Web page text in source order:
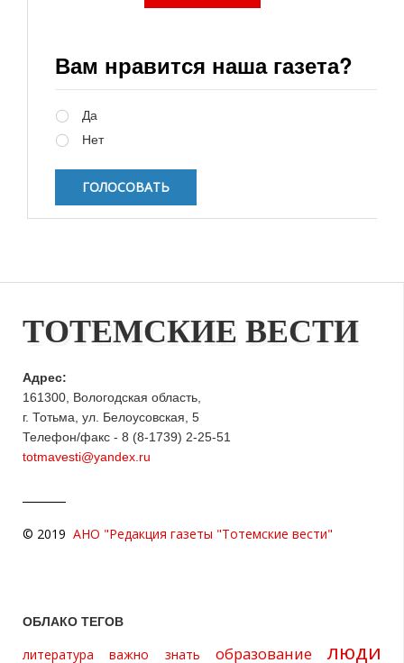
Вам нравится наша газета?
Да
Нет
ТОТЕМСКИЕ ВЕСТИ
Адрес:
161300, Вологодская область,
г. Тотьма, ул. Белоусовская, 5
Телефон/факс - 8 (8-1739) 2-25-51
totmavesti@yandex.ru
© 2019 АНО "Редакция газеты "Тотемские вести"
ОБЛАКО ТЕГОВ
литература важно знать образование люди